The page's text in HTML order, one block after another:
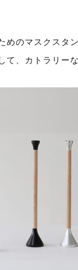
のマスクス
、カトラリー